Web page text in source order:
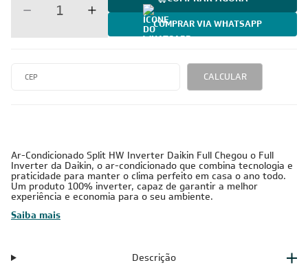
COMPRAR VIA WHATSAPP
CALCULAR
Ar-Condicionado Split HW Inverter Daikin Full Chegou o Full
Inverter da Daikin, o ar-condicionado que combina tecnologia e
praticidade para manter o clima perfeito em casa o ano todo.
Um produto 100% inverter, capaz de garantir a melhor
experiência e economia para o seu ambiente.
Saiba mais
Descrição